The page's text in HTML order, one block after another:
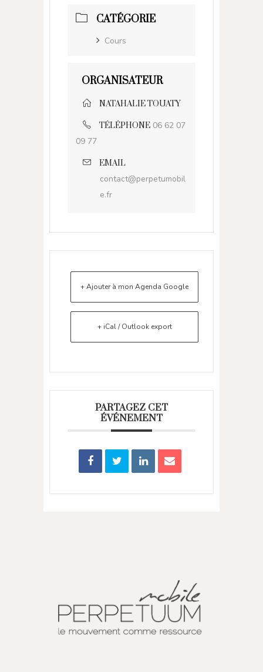
CATÉGORIE
Cours
ORGANISATEUR
NATAHALIE TOUATY
TÉLÉPHONE 06 62 07
09 77
EMAIL
contact@perpetumobil
e.fr
+ Ajouter à mon Agenda Google
+ iCal / Outlook export
PARTAGEZ CET
ÉVÉNEMENT